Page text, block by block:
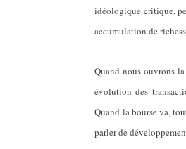
idéologique critique,
accumulation de
Quand nous ouvrons
évolution des
Quand la bourse va,
parler de